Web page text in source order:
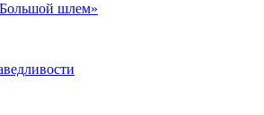
шлем»